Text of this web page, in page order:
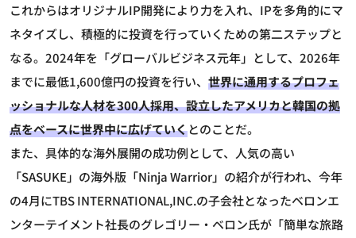
これからはオリジナルIP開発により力を入れ、IPを多角的にマ
ネタイズし、積極的に投資を行っていくための第二ステップと
なる。2024年を「グローバルビジネス元年」として、2026年
までに最低1,600億円の投資を行い、 世界に通用するプロフェ
ッショナルな人材を300人採用、設立したアメリカと韓国の拠
点をベースに世界中に広げていくとのことだ。
また、具体的な海外展開の成功例として、人気の高い
「SASUKE」の海外版「Ninja Warrior」の紹介が行われ、今年
の4月にTBS INTERNATIONAL,INC.の子会社となったベロンエ
ンターテイメント社長のグレゴリー・ベロン氏が「簡単な旅路